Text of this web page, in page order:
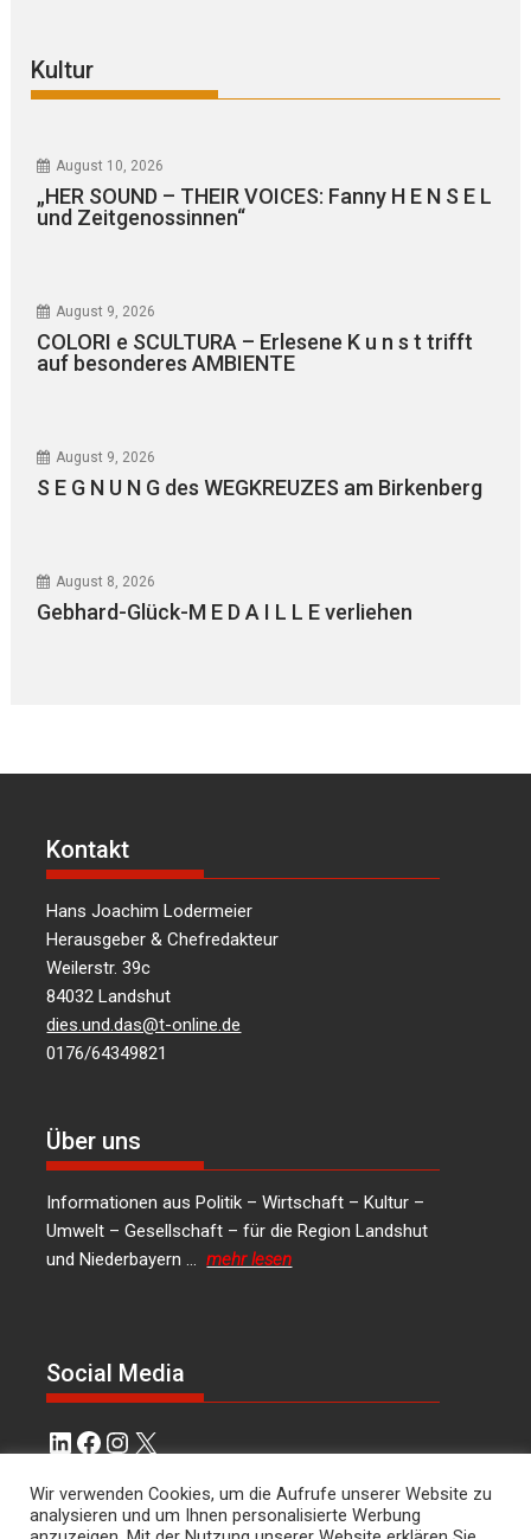
Kultur
August 10, 2026
„HER SOUND – THEIR VOICES: Fanny H E N S E L
und Zeitgenossinnen“
August 9, 2026
COLORI e SCULTURA – Erlesene K u n s t trifft
auf besonderes AMBIENTE
August 9, 2026
S E G N U N G des WEGKREUZES am Birkenberg
August 8, 2026
Gebhard-Glück-M E D A I L L E verliehen
Kontakt
Hans Joachim Lodermeier
Herausgeber & Chefredakteur
Weilerstr. 39c
84032 Landshut
dies.und.das@t-online.de
0176/64349821
Über uns
Informationen aus Politik – Wirtschaft – Kultur –
Umwelt – Gesellschaft – für die Region Landshut
und Niederbayern …mehr lesen
Social Media
LinkedIn
Facebook
Instagram
X
Kontakt
Wir verwenden Cookies, um die Aufrufe unserer Website zu
analysieren und um Ihnen personalisierte Werbung